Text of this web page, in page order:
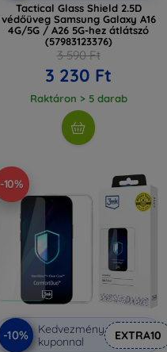
Tactical Glass Shield 2.5D
védőüveg Samsung Galaxy A16
4G/5G / A26 5G-hez átlátszó
(57983123376)
3 590 Ft
3 230 Ft
Raktáron > 5 darab
-10%
-10%
Kedvezmény
kuponnal
EXTRA10